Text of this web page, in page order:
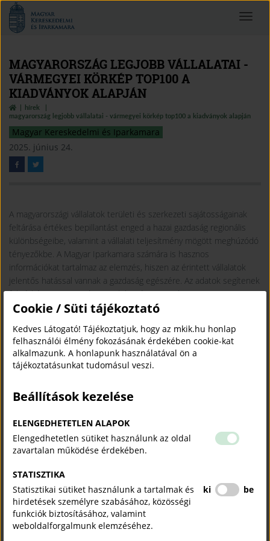
Magyar
Kereskedelmi
és
Toggle
MAGYARORSZÁG LEGJOBB VÁLLALATAI -
VÁRMEGYEI KÖRKÉP TOP100 A
KIADVÁNYOK ALAPJÁN
hírek
magyarország legjobb vállalatai - vármegyei körkép top100 a kiadványok alapján
Magyar Kereskedelmi és Iparkamara
2025. június 24.
A magyarországi vállalatok területi és szerkezeti sajátosságainak
feltárása értékes bepillantást enged a hazai gazdaság regionális
különbségeibe, valamint a vállalati teljesítmény mögött meghúzódó
tényezőkbe. A Magyar Iparkamara számára is hasznos
információkat tartalmaz az elemzés, hiszen az érintett vállalatok
jelentős hatással vannak a gazdaság egészére. Az adatok segítenek
fel térképezni az iparági trendeket és azonosítani a verseny
képességet befolyásoló tényezőket, illetve ezen cégek
gazdaságpolitikai döntésekhez és támogatási rendszerek ki
alakításához. Emellett a termelékenység szempontjából is
kulcsfontosságúak, hiszen ezek a vállalatok gyakran élen járnak az
innovációban és a technológiai fejlesztésekben. Az alábbi elemzés
adatbázisa alapján mutatjuk be a hazai gazdaság vármegyék közötti
MAGYARORSZÁG LEGJOBB VÁLLALATAI VÁRMEGYEI
KÖRKÉP A TOP100 KIADVÁNYOK ALAPJÁN
KAPCSOLÓDÓ TARTALMAK
TUDJON MEG TÖBBET.
Cookie / Süti tájékoztató
Kedves Látogató! Tájékoztatjuk, hogy az mkik.hu honlap
felhasználói élmény fokozásának érdekében cookie-kat
alkalmazunk. A honlapunk használatával ön a
tájékoztatásunkat tudomásul veszi.
Beállítások kezelése
ELENGEDHETETLEN ALAPOK
Elengedhetetlen sütiket használunk az oldal
zavartalan működése érdekében.
STATISZTIKA
Statisztikai sütiket használunk a tartalmak és
hirdetések személyre szabásához, közösségi
funkciók biztosításához, valamint
weboldalforgalmunk elemzéséhez.
ki be